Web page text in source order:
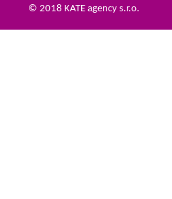
© 2018 KATE agency s.r.o.